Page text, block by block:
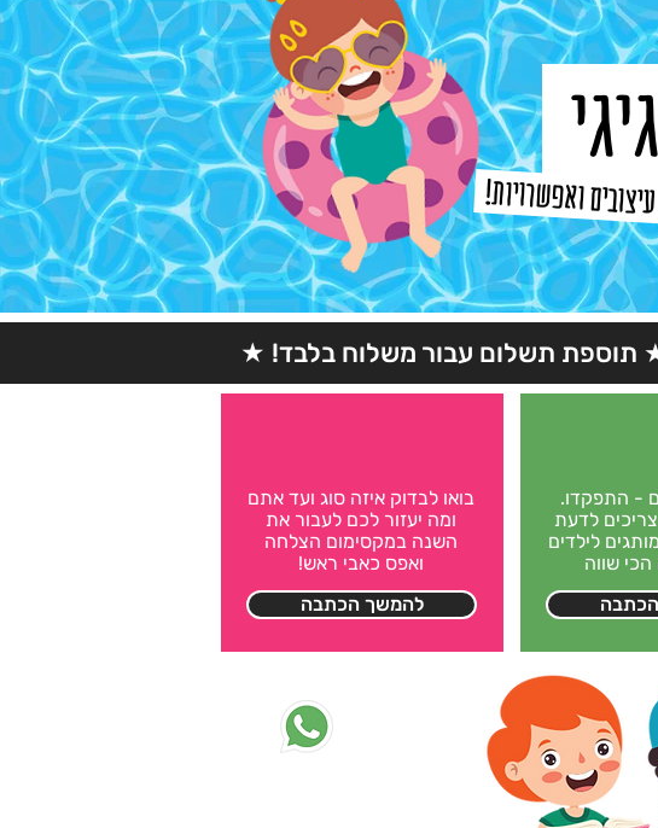
ואפשרויות!
תוספת תשלום עבור משלוח בלבד! ★
בואו לבדוק איזה סוג ועד אתם
ומה יעזור לכם לעבור את
השנה במקסימום הצלחה
ואפס כאבי ראש!
להמשך הכתבה
- התפקדו.
לדעת
לילדים
שווה